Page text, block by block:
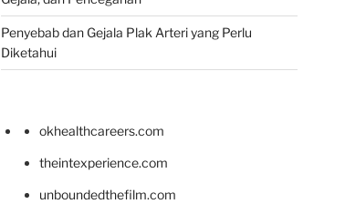
Penyebab dan Gejala Plak Arteri yang Perlu
Diketahui
okhealthcareers.com
theintexperience.com
unboundedthefilm.com